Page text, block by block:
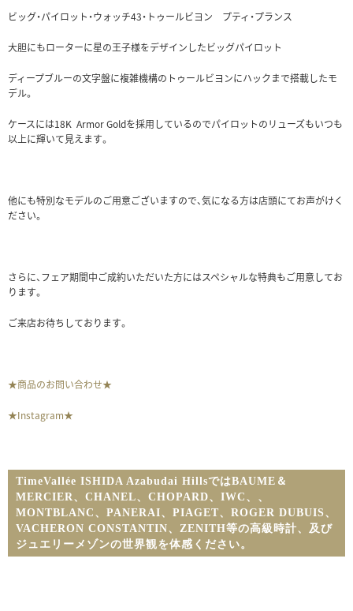
ビッグ・パイロット・ウォッチ43・トゥールビヨン プティ・プランス
大胆にもローターに星の王子様をデザインしたビッグパイロット
ディープブルーの文字盤に複雑機構のトゥールビヨンにハックまで搭載したモ
デル。
ケースには18K Armor Goldを採用しているのでパイロットのリューズもいつも
以上に輝いて見えます。
他にも特別なモデルのご用意ございますので、気になる方は店頭にてお声がけく
ださい。
さらに、フェア期間中ご成約いただいた方にはスペシャルな特典もご用意してお
ります。
ご来店お待ちしております。
★商品のお問い合わせ★
★Instagram★
TimeVallée ISHIDA Azabudai HillsではBAUME＆
MERCIER、CHANEL、CHOPARD、IWC、 、
MONTBLANC、PANERAI、PIAGET、ROGER DUBUIS、
VACHERON CONSTANTIN、ZENITH等の高級時計、及び
ジュエリーメゾンの世界観を体感ください。